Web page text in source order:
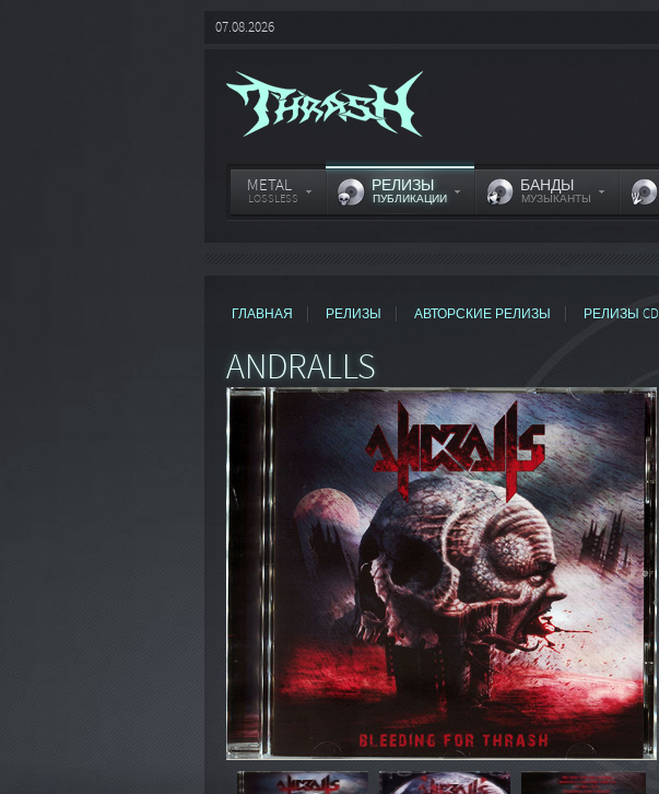
07.08.2026
METAL
LOSSLESS
РЕЛИЗЫ
ПУБЛИКАЦИИ
БАНДЫ
МУЗЫКАНТЫ
ГЛАВНАЯ РЕЛИЗЫ АВТОРСКИЕ РЕЛИЗЫ РЕЛИЗЫ CD
ANDRALLS